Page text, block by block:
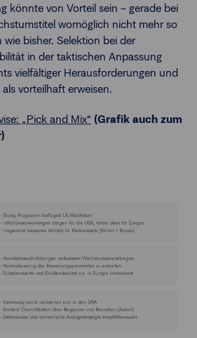
könnte von Vorteil sein – gerade bei
womöglich nicht mehr so
bisher. Selektion bei der
in der taktischen Anpassung
vielfältiger Herausforderungen und
vorteilhaft erweisen.
„Pick and Mix“ (Grafik auch zum